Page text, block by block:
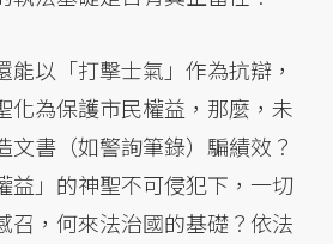
以「打擊士氣」作為抗辯，
化為保護市民權益，那麼，未
文書（如警詢筆錄）騙績效？
益」的神聖不可侵犯下，一切
召，何來法治國的基礎？依法